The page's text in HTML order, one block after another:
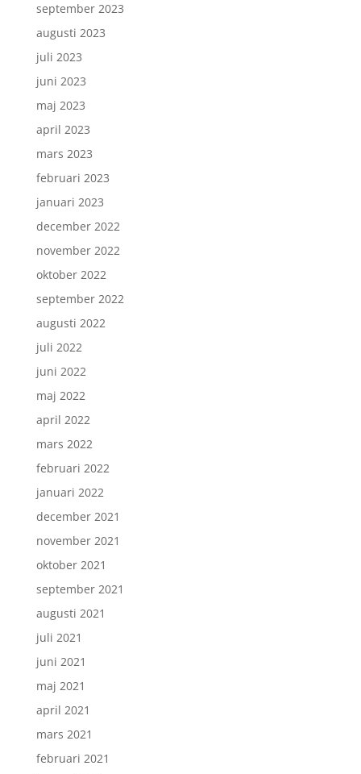
september 2023
augusti 2023
juli 2023
juni 2023
maj 2023
april 2023
mars 2023
februari 2023
januari 2023
december 2022
november 2022
oktober 2022
september 2022
augusti 2022
juli 2022
juni 2022
maj 2022
april 2022
mars 2022
februari 2022
januari 2022
december 2021
november 2021
oktober 2021
september 2021
augusti 2021
juli 2021
juni 2021
maj 2021
april 2021
mars 2021
februari 2021